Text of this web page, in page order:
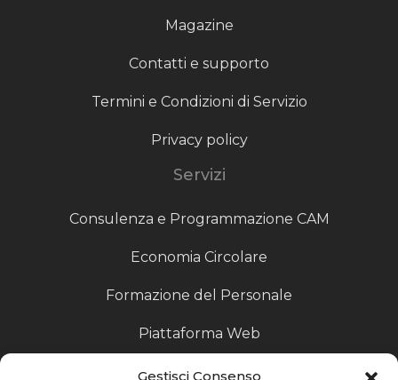
Gestisci Consenso
Magazine
Contatti e supporto
Termini e Condizioni di Servizio
Privacy policy
Servizi
Consulenza e Programmazione CAM
Economia Circolare
Formazione del Personale
Piattaforma Web
Scouting fornitori